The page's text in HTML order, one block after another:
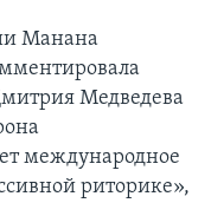
Манана
Медведева
международное
риторике»,